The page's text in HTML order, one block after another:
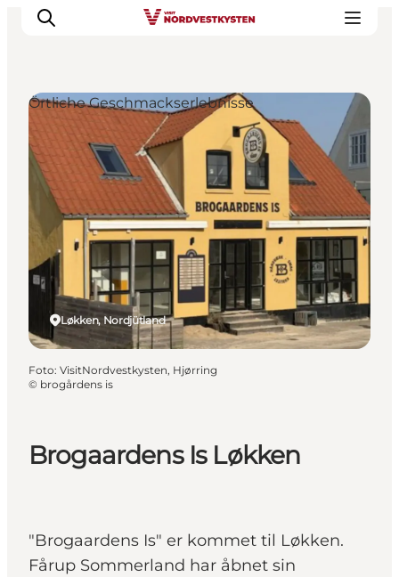
Urlaubsorte
Inspiration
Events
Unterkunft
Mach deine Urlaubsplanung
Brogaardens Is Løkken
"Brogaardens Is" er kommet til Løkken.
Fårup Sommerland har åbnet sin
Løkken, Nordjütland
Örtliche Geschmackserlebnisse
Foto: VisitNordvestkysten, Hjørring
© brogårdens is